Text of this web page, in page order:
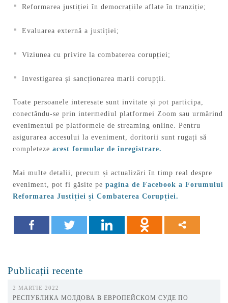
Reformarea justiției în democrațiile aflate în tranziție;
Evaluarea externă a justiției;
Viziunea cu privire la combaterea corupției;
Investigarea și sancționarea marii corupții.
Toate persoanele interesate sunt invitate și pot participa,
conectându-se prin intermediul platformei Zoom sau urmărind
evenimentul pe platformele de streaming online. Pentru
asigurarea accesului la eveniment, doritorii sunt rugați să
completeze acest formular de înregistrare.
Mai multe detalii, precum și actualizări în timp real despre
eveniment, pot fi găsite pe pagina de Facebook a Forumului
Reformarea Justiției și Combaterea Corupției.
Publicații recente
2 MARTIE 2022
РЕСПУБЛИКА МОЛДОВА В ЕВРОПЕЙСКОМ СУДЕ ПО